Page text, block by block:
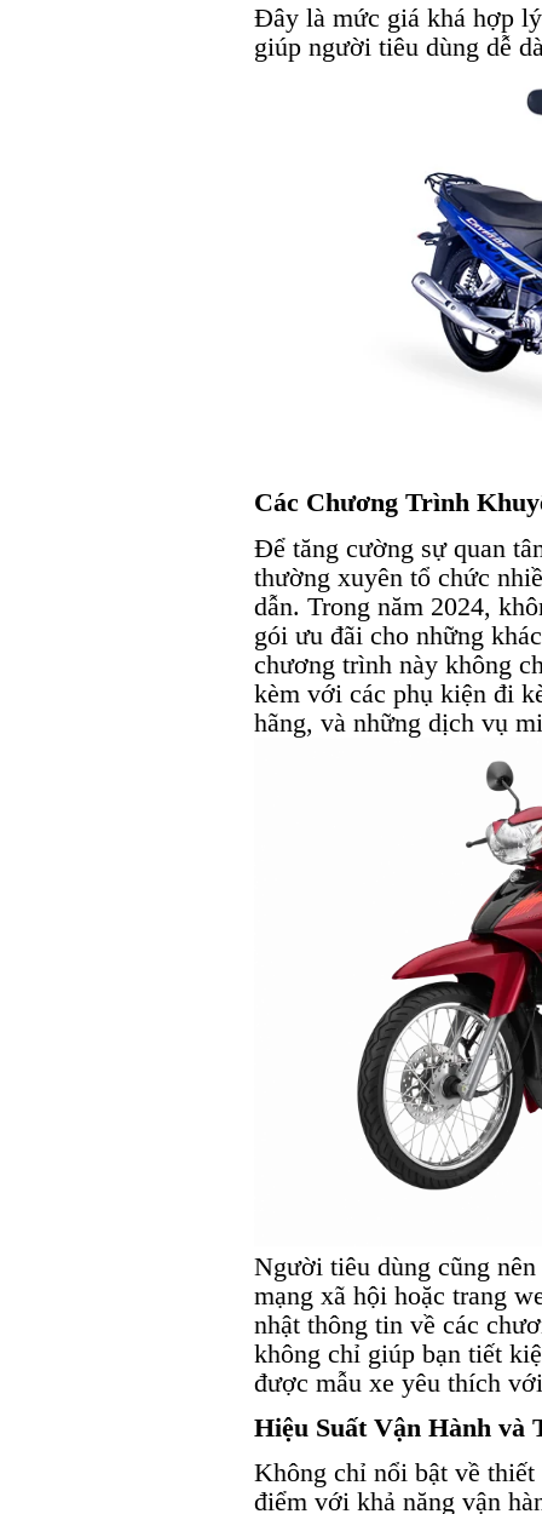
Đây là mức giá khá hợp
giúp người tiêu dùng dễ
Các Chương Trình
Để tăng cường sự quan
thường xuyên tổ chức
dẫn. Trong năm 2024,
gói ưu đãi cho những
chương trình này không
kèm với các phụ kiện đi
hãng, và những dịch vụ
Người tiêu dùng cũng
mạng xã hội hoặc trang
nhật thông tin về các
không chỉ giúp bạn tiết
được mẫu xe yêu thích
Hiệu Suất Vận Hành và
Không chỉ nổi bật về
điểm với khả năng vận